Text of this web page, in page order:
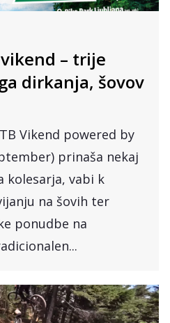
– trije
dirkanja, šovov
Vikend powered by
prinaša nekaj
kolesarja, vabi k
na šovih ter
ponudbe na